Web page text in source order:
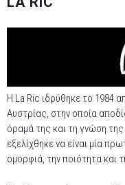
Η La Ric ιδρύθηκε το 1984
Αυστρίας, στην οποία
όραμά της και τη γνώση
εξελίχθηκε να είναι μία
ομορφιά, την ποιότητα και